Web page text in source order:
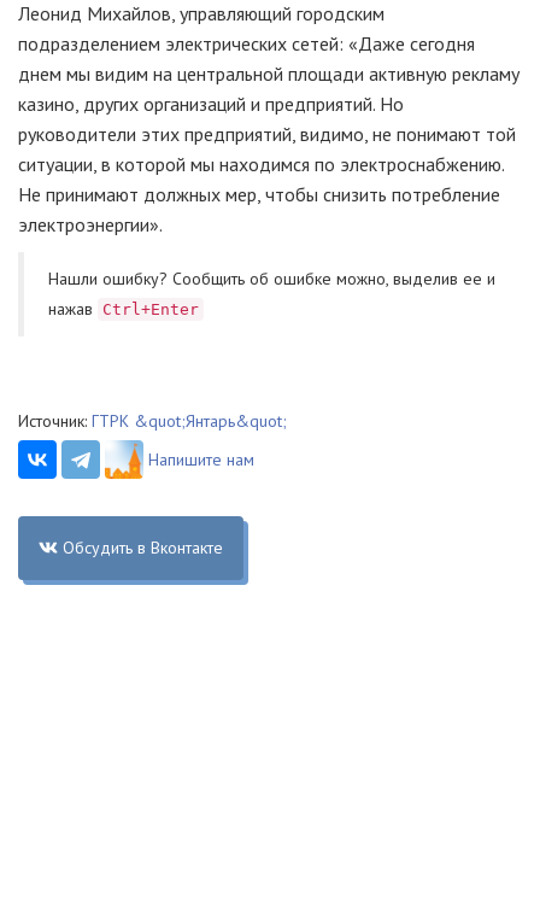
Леонид Михайлов, управляющий городским
подразделением электрических сетей: «Даже сегодня
днем мы видим на центральной площади активную рекламу
казино, других организаций и предприятий. Но
руководители этих предприятий, видимо, не понимают той
ситуации, в которой мы находимся по электроснабжению.
Не принимают должных мер, чтобы снизить потребление
электроэнергии».
Нашли ошибку? Cообщить об ошибке можно, выделив ее и
нажав
Ctrl+Enter
Источник: ГТРК &quot;Янтарь&quot;
Напишите нам
Обсудить в Вконтакте